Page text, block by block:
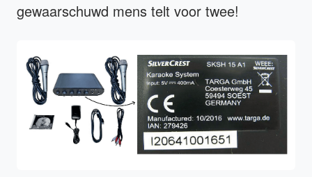
gewaarschuwd mens telt voor twee!